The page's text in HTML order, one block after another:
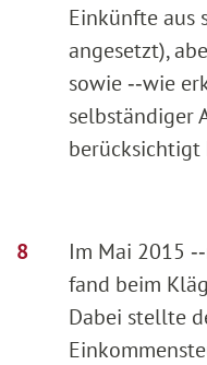
Einkünfte aus
angesetzt),
sowie ‑‑wie
selbständiger
berücksichtigt
Im Mai 2015
fand beim
Dabei stellte